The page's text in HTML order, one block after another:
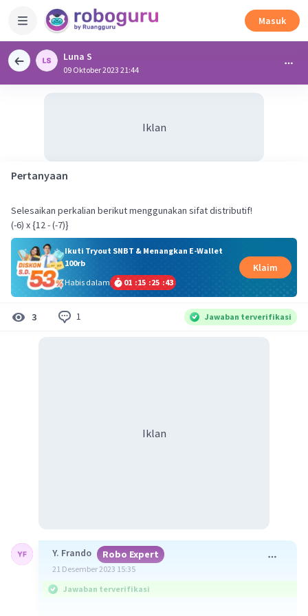
Masuk
Luna S
09 Oktober 2023 21:44
Iklan
Pertanyaan
Selesaikan perkalian berikut menggunakan sifat distributif!
(-6) x {12 - (-7)}
Ikuti Tryout SNBT & Menangkan E-Wallet
100rb
Habis dalam
01 :15 :25 :43
Klaim
3 1 Jawaban terverifikasi
Iklan
Y. Frando Robo Expert
21 Desember 2023 15:35
Jawaban terverifikasi